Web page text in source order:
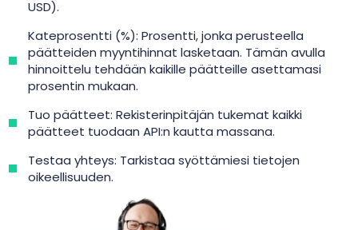
USD).
Kateprosentti (%): Prosentti, jonka perusteella
päätteiden myyntihinnat lasketaan. Tämän avulla
hinnoittelu tehdään kaikille päätteille asettamasi
prosentin mukaan.
Tuo päätteet: Rekisterinpitäjän tukemat kaikki
päätteet tuodaan API:n kautta massana.
Testaa yhteys: Tarkistaa syöttämiesi tietojen
oikeellisuuden.